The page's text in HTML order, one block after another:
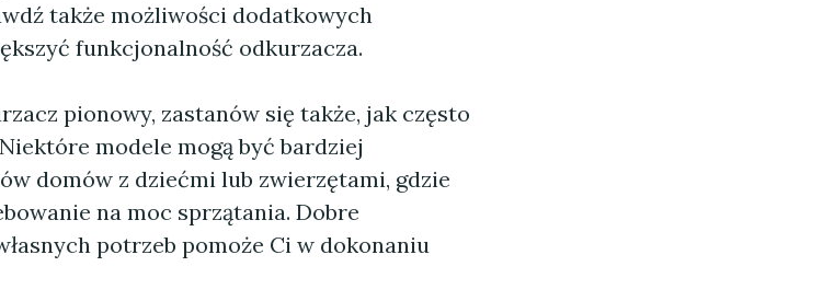
także możliwości dodatkowych
funkcjonalność odkurzacza.
pionowy, zastanów się także, jak często
modele mogą być bardziej
domów z dziećmi lub zwierzętami, gdzie
na moc sprzątania. Dobre
potrzeb pomoże Ci w dokonaniu